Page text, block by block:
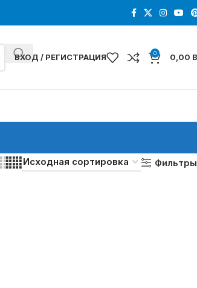
ВХОД / РЕГИСТРАЦИЯ 0 0,00
Фильтры